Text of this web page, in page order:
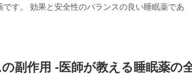
です。 効果と安全性のバランスの良い睡眠薬であ
副作用 -医師が教える睡眠薬の